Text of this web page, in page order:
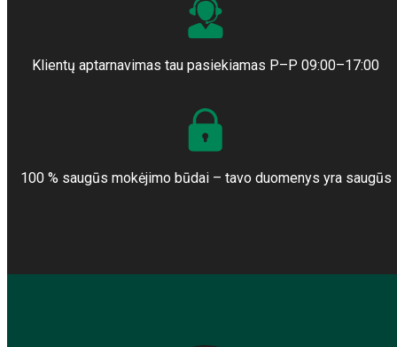
Klientų aptarnavimas tau pasiekiamas P–P 09:00–17:00
100 % saugūs mokėjimo būdai – tavo duomenys yra saugūs